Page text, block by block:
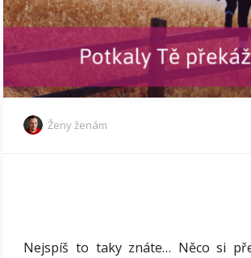
Ženy ženám
Nejspíš to taky znáte… Něco si